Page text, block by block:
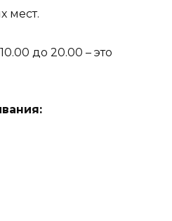
мест.
до 20.00 – это